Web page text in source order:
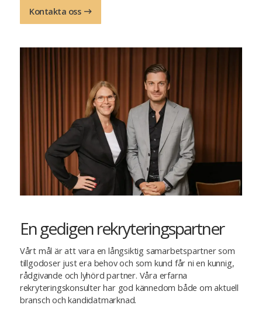
Kontakta oss
En gedigen rekryteringspartner
Vårt mål är att vara en långsiktig samarbetspartner som
tillgodoser just era behov och som kund får ni en kunnig,
rådgivande och lyhörd partner. Våra erfarna
rekryteringskonsulter har god kännedom både om aktuell
bransch och kandidatmarknad.